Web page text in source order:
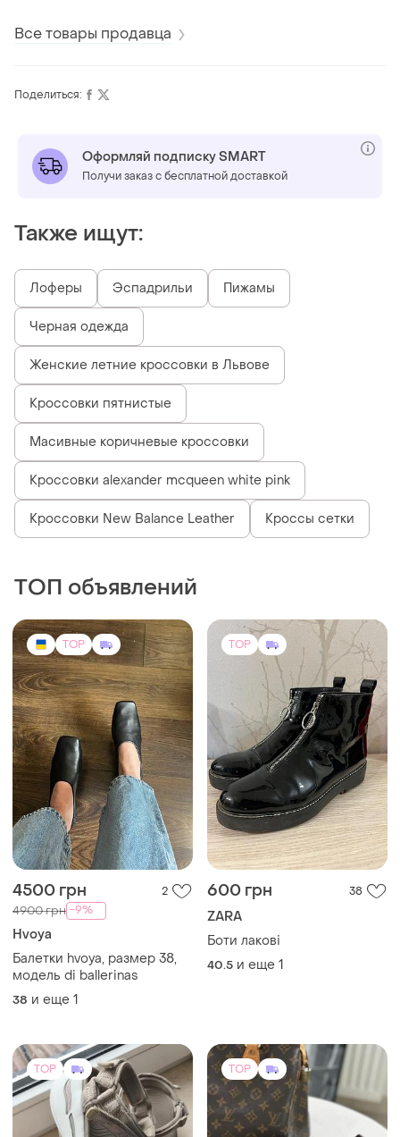
Все товары продавца
Поделиться:
Оформляй подписку SMART
Получи заказ с бесплатной доставкой
Также ищут:
Лоферы Эспадрильи Пижамы
Черная одежда
Женские летние кроссовки в Львове
Кроссовки пятнистые
Масивные коричневые кроссовки
Кроссовки alexander mcqueen white pink
Кроссовки New Balance Leather Кроссы сетки
ТОП объявлений
TOP
4500 грн 2
4900 грн -9%
Hvoya
Балетки hvoya, размер 38,
модель di ballerinas
38 и еще 1
TOP
600 грн 38
ZARA
Боти лакові
40.5 и еще 1
TOP TOP